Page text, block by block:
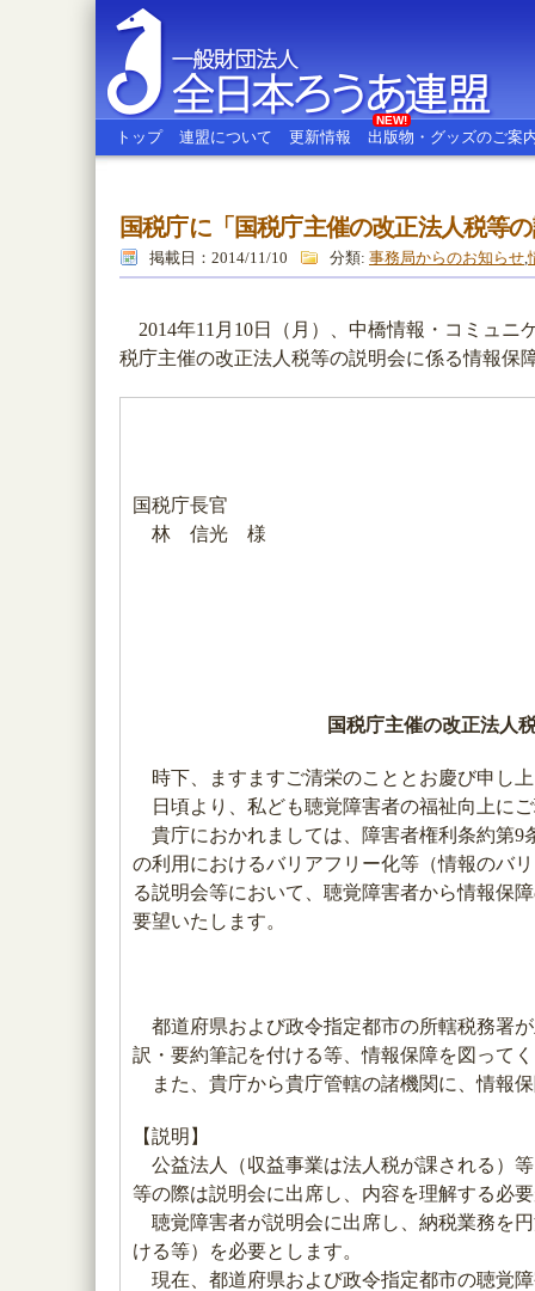
全日本ろうあ連盟
トップ 連盟について 更新情報 出版物・グッズのご案
NEW!
国税庁に「国税庁主催の改正法人税等
掲載日：2014/11/10 分類: 事務局からのお知らせ,
2014年11月10日（月）、中橋情報・コミュニ
税庁主催の改正法人税等の説明会に係る情報保
国税庁長官
林 信光 様
国税庁主催の改正法人
時下、ますますご清栄のこととお慶び申し
日頃より、私ども聴覚障害者の福祉向上に
貴庁におかれましては、障害者権利条約第9
の利用におけるバリアフリー化等（情報のバ
る説明会等において、聴覚障害者から情報保
要望いたします。
都道府県および政令指定都市の所轄税務署
訳・要約筆記を付ける等、情報保障を図って
また、貴庁から貴庁管轄の諸機関に、情報
【説明】
公益法人（収益事業は法人税が課される）
等の際は説明会に出席し、内容を理解する必
聴覚障害者が説明会に出席し、納税業務を
ける等）を必要とします。
現在、都道府県および政令指定都市の聴覚